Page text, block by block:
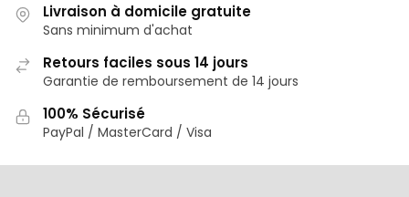
Livraison à domicile gratuite
Sans minimum d'achat
Retours faciles sous 14 jours
Garantie de remboursement de 14 jours
100% Sécurisé
PayPal / MasterCard / Visa